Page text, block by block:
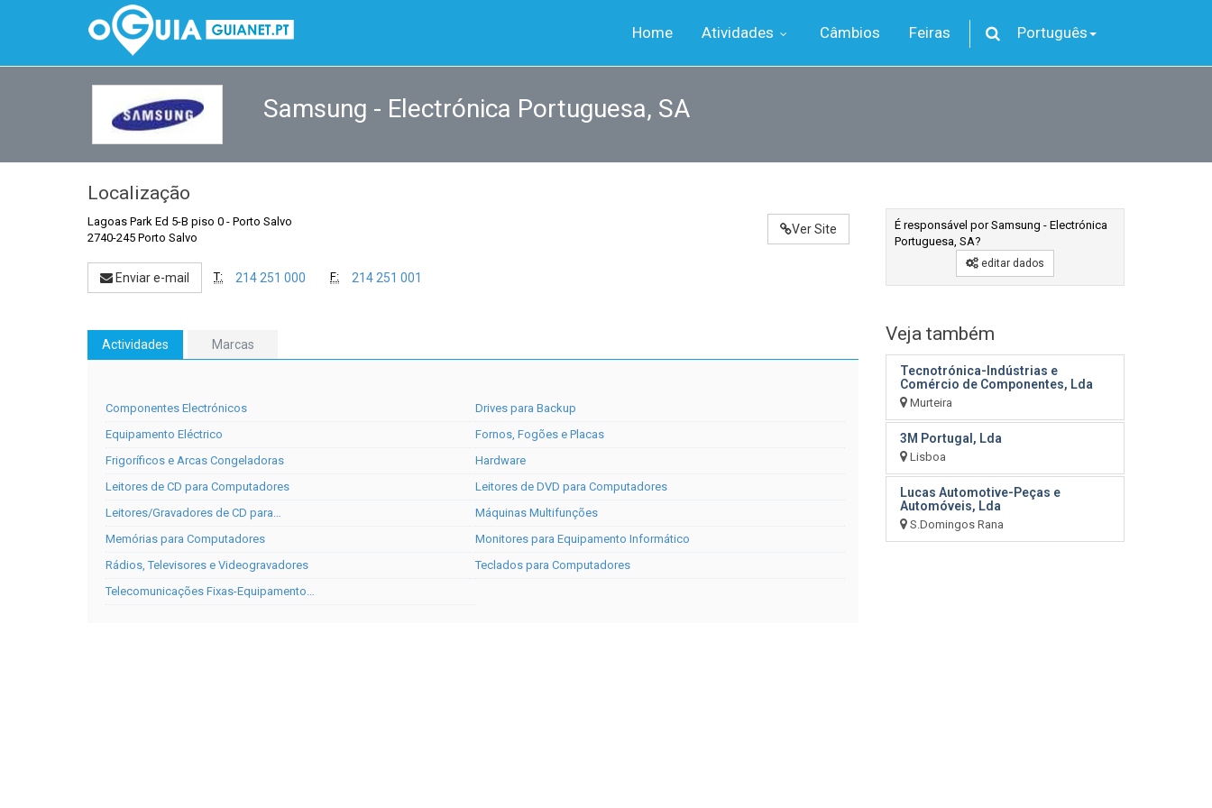
Home Atividades Câmbios Feiras Português
Samsung - Electrónica Portuguesa, SA
Localização
Ver Site
Lagoas Park Ed 5-B piso 0 - Porto Salvo
2740-245 Porto Salvo
Enviar e-mail T: 214 251 000 F: 214 251 001
Actividades Marcas
Componentes Electrónicos
Drives para Backup
Equipamento Eléctrico
Fornos, Fogões e Placas
Frigoríficos e Arcas Congeladoras
Hardware
Leitores de CD para Computadores
Leitores de DVD para Computadores
Leitores/Gravadores de CD para…
Máquinas Multifunções
Memórias para Computadores
Monitores para Equipamento Informático
Rádios, Televisores e Videogravadores
Teclados para Computadores
Telecomunicações Fixas-Equipamento…
É responsável por Samsung - Electrónica
Portuguesa, SA?
editar dados
Veja também
Tecnotrónica-Indústrias e
Comércio de Componentes, Lda
Murteira
3M Portugal, Lda
Lisboa
Lucas Automotive-Peças e
Automóveis, Lda
S.Domingos Rana